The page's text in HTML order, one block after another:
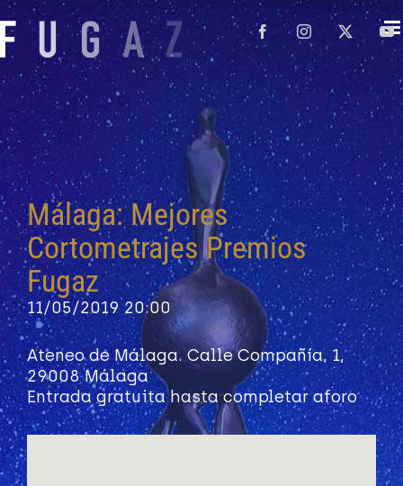
Saltar
al
contenido
FacebookInstagram
Málaga: Mejores
Cortometrajes Premios
Fugaz
11/05/2019 20:00
Ateneo de Málaga. Calle Compañía, 1,
29008 Málaga
Entrada gratuita hasta completar aforo